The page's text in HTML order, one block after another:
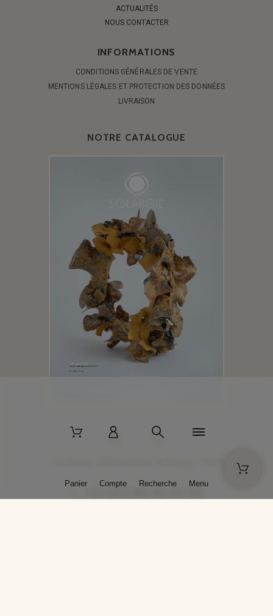
ACTUALITÉS
NOUS CONTACTER
INFORMATIONS
CONDITIONS GÉNÉRALES DE VENTE
MENTIONS LÉGALES ET PROTECTION DES DONNÉES
LIVRAISON
NOTRE CATALOGUE
+33 (0)3 86 45 50 00
Panier Compte Recherche Menu